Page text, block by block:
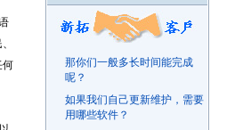
何
那你们一般多长时间能完成
呢？
如果我们自己更新维护，需要
用哪些软件？